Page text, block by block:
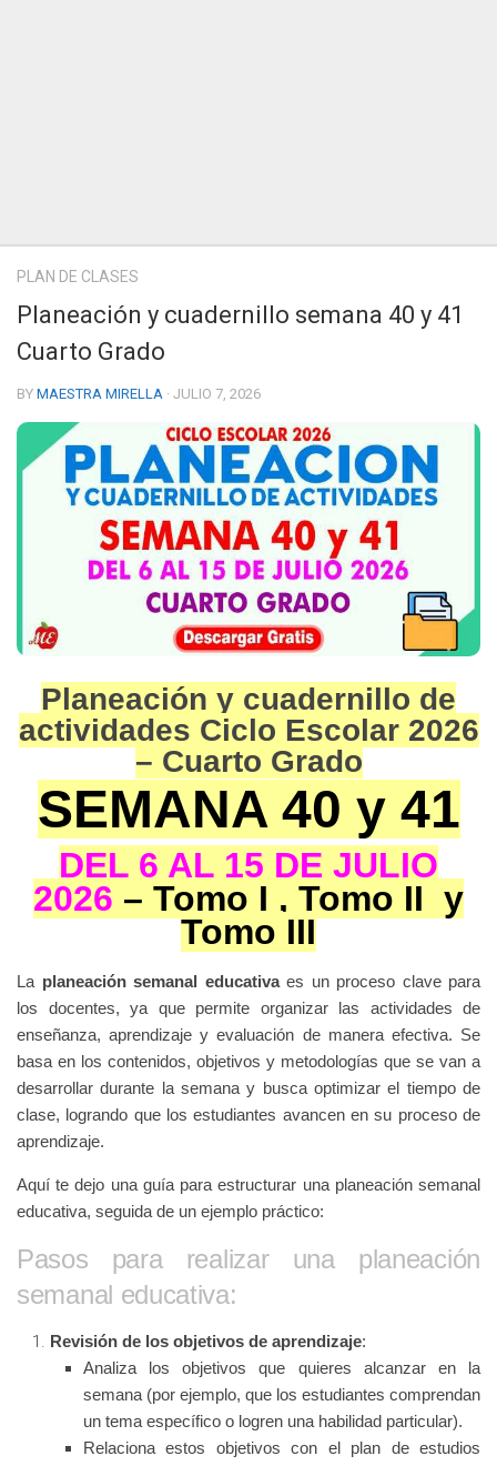
PLAN DE CLASES
Planeación y cuadernillo semana 40 y 41
Cuarto Grado
BY MAESTRA MIRELLA · JULIO 7, 2026
Planeación y cuadernillo de
actividades Ciclo Escolar 2026
– Cuarto Grado
SEMANA 40 y 41
DEL 6 AL 15 DE JULIO
2026 – Tomo I , Tomo II y
Tomo III
La planeación semanal educativaes un proceso clave para
los docentes, ya que permite organizar las actividades de
enseñanza, aprendizaje y evaluación de manera efectiva. Se
basa en los contenidos, objetivos y metodologías que se van a
desarrollar durante la semana y busca optimizar el tiempo de
clase, logrando que los estudiantes avancen en su proceso de
aprendizaje.
Aquí te dejo una guía para estructurar una planeación semanal
educativa, seguida de un ejemplo práctico:
Pasos para realizar una planeación
semanal educativa:
Revisión de los objetivos de aprendizaje:
Analiza los objetivos que quieres alcanzar en la
semana (por ejemplo, que los estudiantes comprendan
un tema específico o logren una habilidad particular).
Relaciona estos objetivos con el plan de estudios